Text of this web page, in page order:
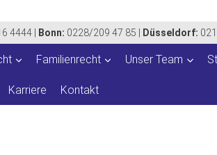
4444 Bonn: 0228/209 47 85 Düsseldorf:
Familienrecht Unser Team
Karriere Kontakt